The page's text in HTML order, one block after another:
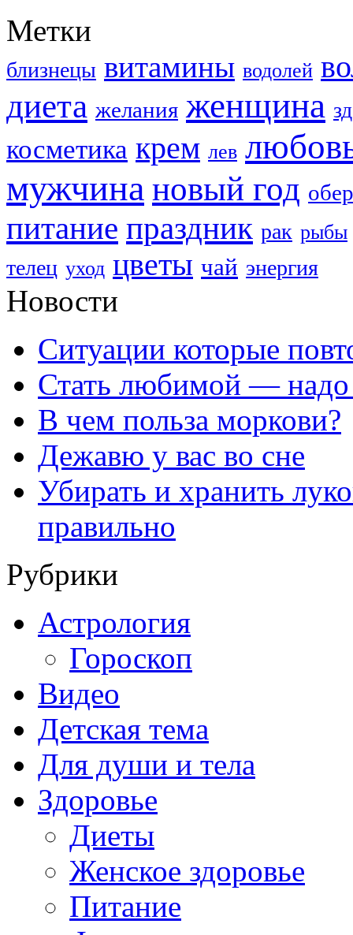
Метки
близнецы витамины водолей
диета желания женщина
косметика крем лев
мужчина новый год
питание праздник рак рыбы
телец уход цветы чай энергия
Новости
Ситуации которые
Стать любимой — надо
В чем польза моркови?
Дежавю у вас во сне
Убирать и хранить
правильно
Рубрики
Астрология
Гороскоп
Видео
Детская тема
Для души и тела
Здоровье
Диеты
Женское здоровье
Питание